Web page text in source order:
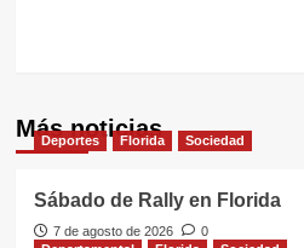
Más noticias
Deportes Florida Sociedad
Sábado de Rally en Florida
7 de agosto de 2026
0